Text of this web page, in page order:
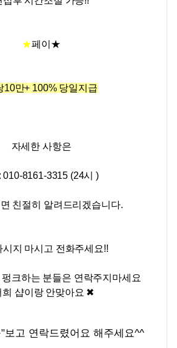
★페이 ★
10만+ 100% 당일지급
자세한 사항은
010-8161-3315 (24시 )
친절히 알려드리겠습니다.
시지 마시고 전화주세요!!
크하는 분들은 연락주지마세요
희 샵이랑 안맞아요 ✖
보고 연락드렸어요 해주세요^^